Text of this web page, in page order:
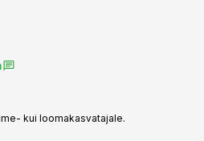
kui loomakasvatajale.